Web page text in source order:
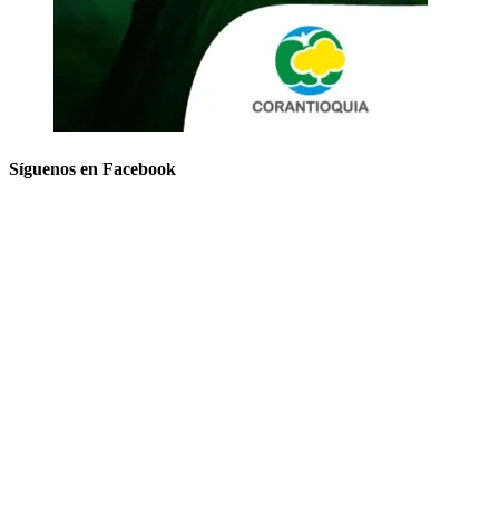
Síguenos en Facebook